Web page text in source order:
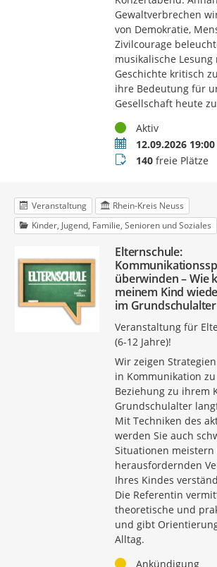
Gewaltverbrechen
von Demokratie,
Zivilcourage
musikalische Lesung
Geschichte kritisch
ihre Bedeutung für
Gesellschaft heute
StatusAktiv
Termin12.09.2026
Buchungsstatus
140freie Plätze
Veranstaltung
Rhein-Kreis Neuss
Kinder, Jugend, Familie, Senioren und Soziales
Elternschule:
überwinden – Wie
meinem Kind
im Grundschulalter
Veranstaltung für
(6-12 Jahre)!
Wir zeigen
in Kommunikation
Beziehung zu ihrem
Grundschulalter
Mit Techniken des
werden Sie auch
Situationen meistern
herausfordernden
Ihres Kindes
Die Referentin
theoretische und
und gibt
Alltag.
StatusAnkündigung